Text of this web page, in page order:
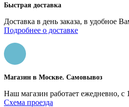
Быстрая доставка
Доставка в день заказа, в удобное
Подробнее о доставке
Магазин в Москве. Самовывоз
Наш магазин работает ежедневно, с
Схема проезда